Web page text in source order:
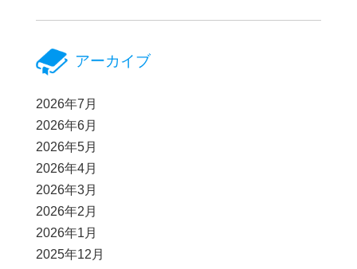
アーカイブ
2026年7月
2026年6月
2026年5月
2026年4月
2026年3月
2026年2月
2026年1月
2025年12月